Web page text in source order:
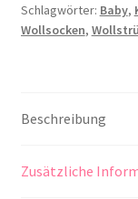
Schlagwörter: Baby,
Wollsocken,
Beschreibung
Zusätzliche